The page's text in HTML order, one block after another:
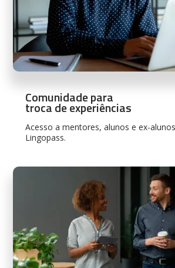
Comunidade para
troca de experiências
Acesso a mentores, alunos e ex-
Lingopass.